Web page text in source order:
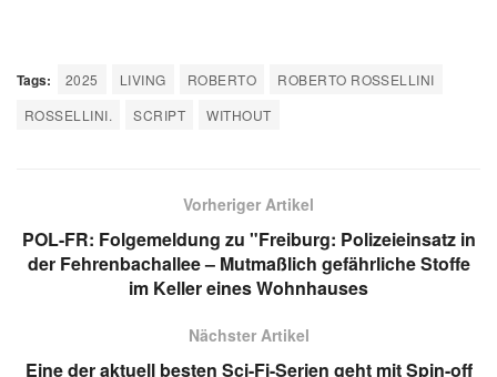
Tags: 2025 LIVING ROBERTO
ROBERTO ROSSELLINI
ROSSELLINI.
SCRIPT WITHOUT
Vorheriger Artikel
POL-FR: Folgemeldung zu "Freiburg: Polizeieinsatz in
der Fehrenbachallee – Mutmaßlich gefährliche Stoffe
im Keller eines Wohnhauses
Nächster Artikel
Eine der aktuell besten Sci-Fi-Serien geht mit Spin-off